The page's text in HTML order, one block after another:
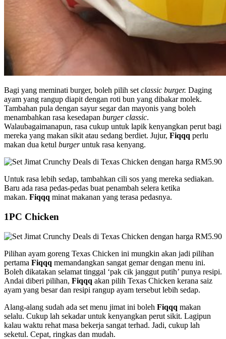
Bagi yang meminati burger, boleh pilih set classic burger. Daging
ayam yang rangup diapit dengan roti bun yang dibakar molek.
Tambahan pula dengan sayur segar dan mayonis yang boleh
menambahkan rasa kesedapan burger classic.
Walaubagaimanapun, rasa cukup untuk lapik kenyangkan perut bagi
mereka yang makan sikit atau sedang berdiet. Jujur, Fiqqq perlu
makan dua ketul burgeruntuk rasa kenyang.
Untuk rasa lebih sedap, tambahkan cili sos yang mereka sediakan.
Baru ada rasa pedas-pedas buat penambah selera ketika
makan. Fiqqq minat makanan yang terasa pedasnya.
1PC Chicken
Pilihan ayam goreng Texas Chicken ini mungkin akan jadi pilihan
pertama Fiqqq memandangkan sangat gemar dengan menu ini.
Boleh dikatakan selamat tinggal ‘pak cik janggut putih’ punya resipi.
Andai diberi pilihan, Fiqqq akan pilih Texas Chicken kerana saiz
ayam yang besar dan resipi rangup ayam tersebut lebih sedap.
Alang-alang sudah ada set menu jimat ini boleh Fiqqq makan
selalu. Cukup lah sekadar untuk kenyangkan perut sikit. Lagipun
kalau waktu rehat masa bekerja sangat terhad. Jadi, cukup lah
seketul. Cepat, ringkas dan mudah.